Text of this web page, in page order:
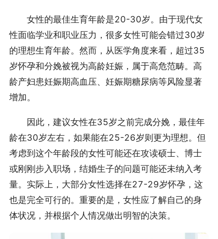
女性的最佳生育年龄是20-30岁。由于现代女
性面临学业和职业压力，很多女性可能会错过30岁
的理想生育年龄。然而，从医学角度来看，超过35
岁怀孕和分娩被视为高龄妊娠，属于高危范畴。高
龄产妇患妊娠期高血压、妊娠期糖尿病等风险显著
增加。
因此，建议女性在35岁之前完成分娩，最佳年
龄在30岁左右，如果能在25-26岁则更为理想。但
考虑到这个年龄段的女性可能还在攻读硕士、博士
或刚刚步入职场，结婚生子的问题可能还未纳入考
量。实际上，大部分女性选择在27-29岁怀孕，这
也是完全可行的。重要的是，女性应了解自己的身
体状况，并根据个人情况做出明智的决策。